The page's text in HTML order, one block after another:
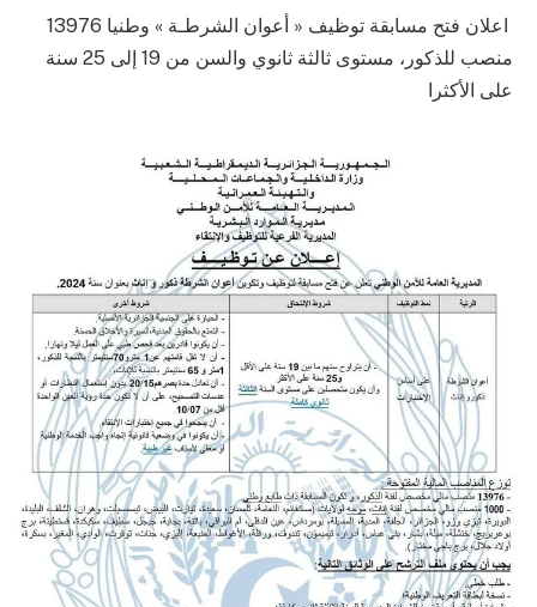
اعلان فتح مسابقة توظيف « أعوان الشرطـة » وطنيا 13976
منصب للذكور، مستوى ثالثة ثانوي والسن من 19 إلى 25 سنة
على الأكثرا